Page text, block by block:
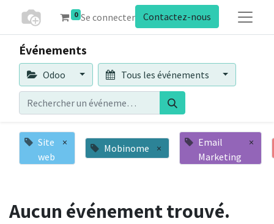
0 Se connecter Contactez-nous
Événements
Odoo Tous les événements
Site
web
× Mobinome ×
Email
Marketing
×
Aucun événement trouvé.